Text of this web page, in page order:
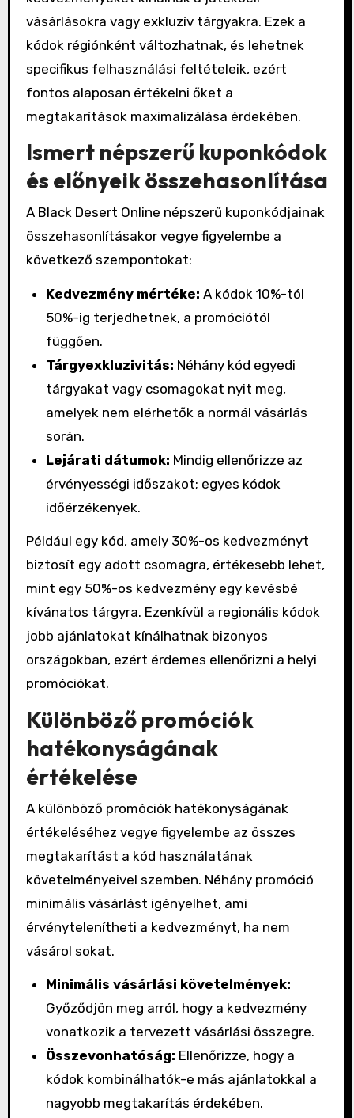
vásárlásokra vagy exkluzív tárgyakra. Ezek a
kódok régiónként változhatnak, és lehetnek
specifikus felhasználási feltételeik, ezért
fontos alaposan értékelni őket a
megtakarítások maximalizálása érdekében.
Ismert népszerű kuponkódok
és előnyeik összehasonlítása
A Black Desert Online népszerű kuponkódjainak
összehasonlításakor vegye figyelembe a
következő szempontokat:
Kedvezmény mértéke: A kódok 10%-tól
50%-ig terjedhetnek, a promóciótól
függően.
Tárgyexkluzivitás: Néhány kód egyedi
tárgyakat vagy csomagokat nyit meg,
amelyek nem elérhetők a normál vásárlás
során.
Lejárati dátumok: Mindig ellenőrizze az
érvényességi időszakot; egyes kódok
időérzékenyek.
Például egy kód, amely 30%-os kedvezményt
biztosít egy adott csomagra, értékesebb lehet,
mint egy 50%-os kedvezmény egy kevésbé
kívánatos tárgyra. Ezenkívül a regionális kódok
jobb ajánlatokat kínálhatnak bizonyos
országokban, ezért érdemes ellenőrizni a helyi
promóciókat.
Különböző promóciók
hatékonyságának
értékelése
A különböző promóciók hatékonyságának
értékeléséhez vegye figyelembe az összes
megtakarítást a kód használatának
követelményeivel szemben. Néhány promóció
minimális vásárlást igényelhet, ami
érvénytelenítheti a kedvezményt, ha nem
vásárol sokat.
Minimális vásárlási követelmények:
Győződjön meg arról, hogy a kedvezmény
vonatkozik a tervezett vásárlási összegre.
Összevonhatóság: Ellenőrizze, hogy a
kódok kombinálhatók-e más ajánlatokkal a
nagyobb megtakarítás érdekében.